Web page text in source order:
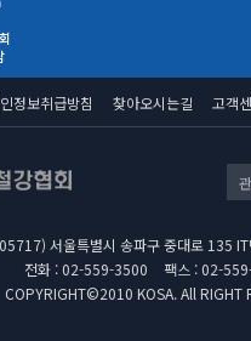
정보취급방침 찾아오시는길 고객
서울특별시 송파구 중대로 135
전화 : 02-559-3500
팩스 : 02-
COPYRIGHT©2010 KOSA. All RIGHT